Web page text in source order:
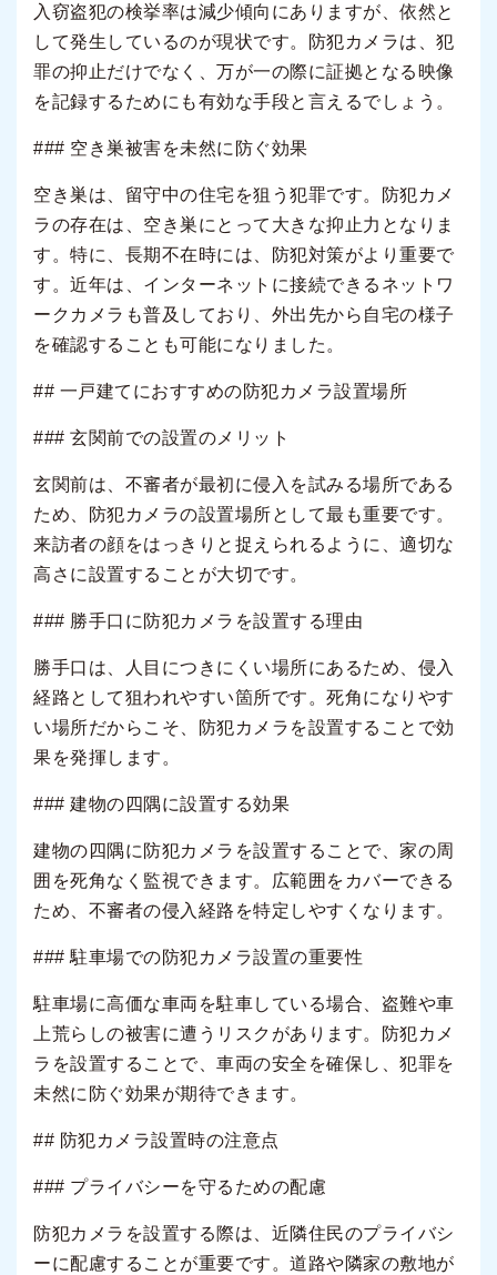
入窃盗犯の検挙率は減少傾向にありますが、依然と
して発生しているのが現状です。防犯カメラは、犯
罪の抑止だけでなく、万が一の際に証拠となる映像
を記録するためにも有効な手段と言えるでしょう。
### 空き巣被害を未然に防ぐ効果
空き巣は、留守中の住宅を狙う犯罪です。防犯カメ
ラの存在は、空き巣にとって大きな抑止力となりま
す。特に、長期不在時には、防犯対策がより重要で
す。近年は、インターネットに接続できるネットワ
ークカメラも普及しており、外出先から自宅の様子
を確認することも可能になりました。
## 一戸建てにおすすめの防犯カメラ設置場所
### 玄関前での設置のメリット
玄関前は、不審者が最初に侵入を試みる場所である
ため、防犯カメラの設置場所として最も重要です。
来訪者の顔をはっきりと捉えられるように、適切な
高さに設置することが大切です。
### 勝手口に防犯カメラを設置する理由
勝手口は、人目につきにくい場所にあるため、侵入
経路として狙われやすい箇所です。死角になりやす
い場所だからこそ、防犯カメラを設置することで効
果を発揮します。
### 建物の四隅に設置する効果
建物の四隅に防犯カメラを設置することで、家の周
囲を死角なく監視できます。広範囲をカバーできる
ため、不審者の侵入経路を特定しやすくなります。
### 駐車場での防犯カメラ設置の重要性
駐車場に高価な車両を駐車している場合、盗難や車
上荒らしの被害に遭うリスクがあります。防犯カメ
ラを設置することで、車両の安全を確保し、犯罪を
未然に防ぐ効果が期待できます。
## 防犯カメラ設置時の注意点
### プライバシーを守るための配慮
防犯カメラを設置する際は、近隣住民のプライバシ
ーに配慮することが重要です。道路や隣家の敷地が